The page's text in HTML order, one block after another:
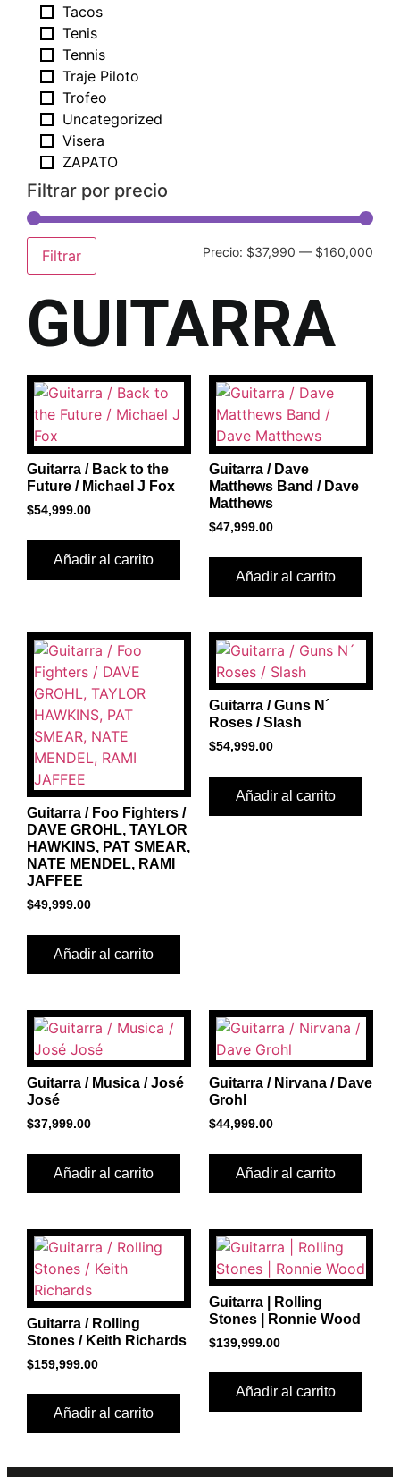
Tacos
Tenis
Tennis
Traje Piloto
Trofeo
Uncategorized
Visera
ZAPATO
Filtrar por precio
Filtrar Precio: $37,990 — $160,000
GUITARRA
Guitarra / Back to the
Future / Michael J Fox
$54,999.00
Añadir al carrito
Guitarra / Dave
Matthews Band / Dave
Matthews
$47,999.00
Añadir al carrito
Guitarra / Foo Fighters /
DAVE GROHL, TAYLOR
HAWKINS, PAT SMEAR,
NATE MENDEL, RAMI
JAFFEE
$49,999.00
Añadir al carrito
Guitarra / Guns N´
Roses / Slash
$54,999.00
Añadir al carrito
Guitarra / Musica / José
José
$37,999.00
Añadir al carrito
Guitarra / Nirvana / Dave
Grohl
$44,999.00
Añadir al carrito
Guitarra / Rolling
Stones / Keith Richards
$159,999.00
Añadir al carrito
Guitarra | Rolling
Stones | Ronnie Wood
$139,999.00
Añadir al carrito